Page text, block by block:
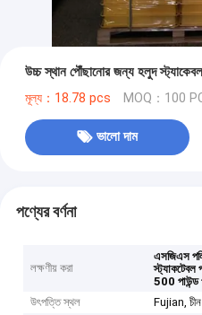
উচ্চ স্থান পৌঁছানোর জন্য হলুদ
মূল্য：18.78 pcs MOQ：100
ভালো দাম
পণ্যের বর্ণনা
লক্ষণীয় করা
এসজিএস
স্ট্যাকটেবল
500 পাউন্ড
উৎপত্তি স্থল
Fujian, চীন